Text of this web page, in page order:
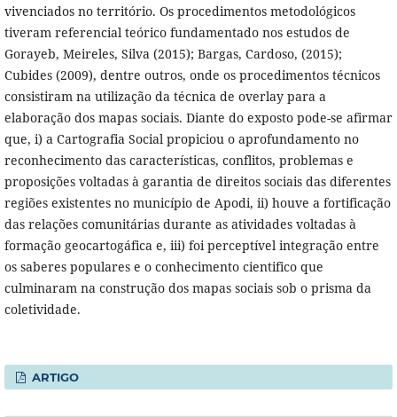
vivenciados no território. Os procedimentos metodológicos
tiveram referencial teórico fundamentado nos estudos de
Gorayeb, Meireles, Silva (2015); Bargas, Cardoso, (2015);
Cubides (2009), dentre outros, onde os procedimentos técnicos
consistiram na utilização da técnica de overlay para a
elaboração dos mapas sociais. Diante do exposto pode-se afirmar
que, i) a Cartografia Social propiciou o aprofundamento no
reconhecimento das características, conflitos, problemas e
proposições voltadas à garantia de direitos sociais das diferentes
regiões existentes no município de Apodi, ii) houve a fortificação
das relações comunitárias durante as atividades voltadas à
formação geocartogáfica e, iii) foi perceptível integração entre
os saberes populares e o conhecimento cientifico que
culminaram na construção dos mapas sociais sob o prisma da
coletividade.
ARTIGO